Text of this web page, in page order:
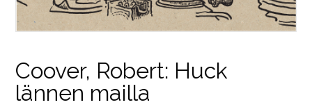
Coover, Robert: Huck
lännen mailla